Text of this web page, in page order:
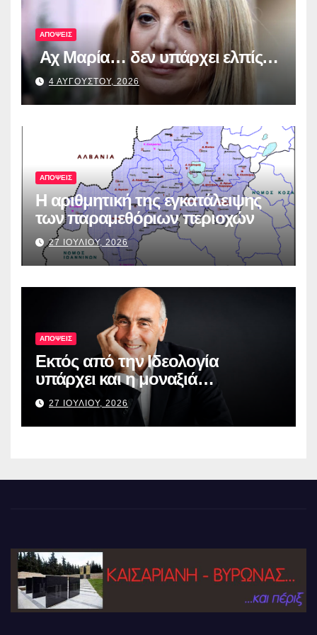
ΑΠΟΨΕΙΣ
Αχ Μαρία… δεν υπάρχει ελπίς…
4 ΑΥΓΟΥΣΤΟΥ, 2026
ΑΠΟΨΕΙΣ
Η αριθμητική της εγκατάλειψης
των παραμεθόριων περιοχών
27 ΙΟΥΛΙΟΥ, 2026
ΑΠΟΨΕΙΣ
Εκτός από την Ιδεολογία
υπάρχει και η μοναξιά…
27 ΙΟΥΛΙΟΥ, 2026